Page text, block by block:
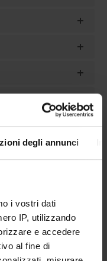
degli annunci
i vostri dati
IP, utilizzando
e accedere
al fine di